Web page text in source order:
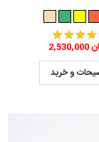
و خرید